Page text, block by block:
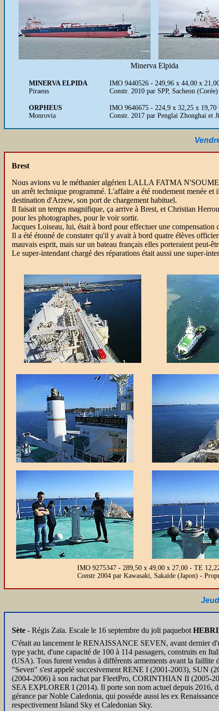
Minerva Elpida
MINERVA ELPIDA
Piraeus
IMO 9440526 - 249,96 x 44,00 x
Constr. 2010 par SPP, Sacheon
ORPHEUS
Monrovia
IMO 9646675 - 224,9 x 32,25 x
Constr. 2017 par Penglai Zhonghai et
Brest
Nous avions vu le méthanier algérien LALLA FATMA
un arrêt technique programmé. L'affaire a été rondement menée et
destination d'Arzew, son port de chargement habituel.
Il faisait un temps magnifique, ça arrive à Brest, et Christian
pour les photographes, pour le voir sortir.
Jacques Loiseau, lui, était à bord pour effectuer une compensation
Il a été étonné de constater qu'il y avait à bord quatre élèves
mauvais esprit, mais sur un bateau français elles porteraient peut-
Le super-intendant chargé des réparations était aussi une super-
IMO 9275347 - 289,50 x 49,00 x 27,00 - TE
Constr 2004 par Kawasaki, Sakaide (Japon) -
Sète - Régis Zaïa. Escale le 16 septembre du joli paquebot
C'était au lancement le RENAISSANCE SEVEN, avant dernier
type yacht, d'une capacité de 100 à 114 passagers, construits en
(USA). Tous furent vendus à différents armements avant la faillite
"Seven" s'est appelé succesivement RENE I (2001-2003), SUN
(2004-2006) à son rachat par FleetPro, CORINTHIAN II (2005-
SEA EXPLORER I (2014). Il porte son nom actuel depuis 2016,
gérance par Noble Caledonia, qui posséde aussi les ex
respectivement Island Sky et Caledonian Sky.